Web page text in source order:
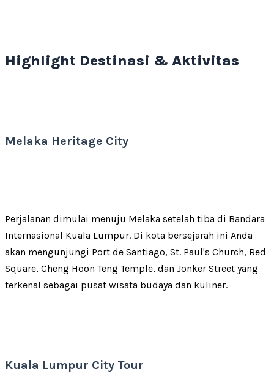
Highlight Destinasi & Aktivitas
Melaka Heritage City
Perjalanan dimulai menuju Melaka setelah tiba di Bandara
Internasional Kuala Lumpur. Di kota bersejarah ini Anda
akan mengunjungi Port de Santiago, St. Paul's Church, Red
Square, Cheng Hoon Teng Temple, dan Jonker Street yang
terkenal sebagai pusat wisata budaya dan kuliner.
Kuala Lumpur City Tour